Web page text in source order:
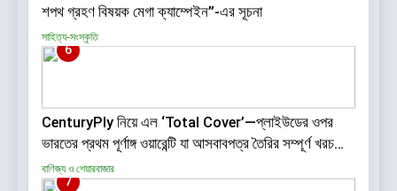
শপথ গ্রহণ বিষয়ক মেগা ক্যাম্পেইন”-এর সূচনা
সাহিত্য-সংস্কৃতি
6
CenturyPly নিয়ে এল ‘Total Cover’—প্লাইউডের ওপর
ভারতের প্রথম পূর্ণাঙ্গ ওয়ারেন্টি যা আসবাবপত্র তৈরির সম্পূর্ণ খরচ
পুষিয়ে দেয়
বাণিজ্য ও শেয়ারবাজার
7